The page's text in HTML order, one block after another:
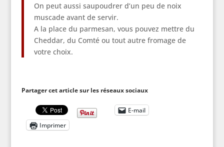
On peut aussi saupoudrer d’un peu de noix
muscade avant de servir.
A la place du parmesan, vous pouvez mettre du
Cheddar, du Comté ou tout autre fromage de
votre choix.
Partager cet article sur les réseaux sociaux
E-mail
Imprimer